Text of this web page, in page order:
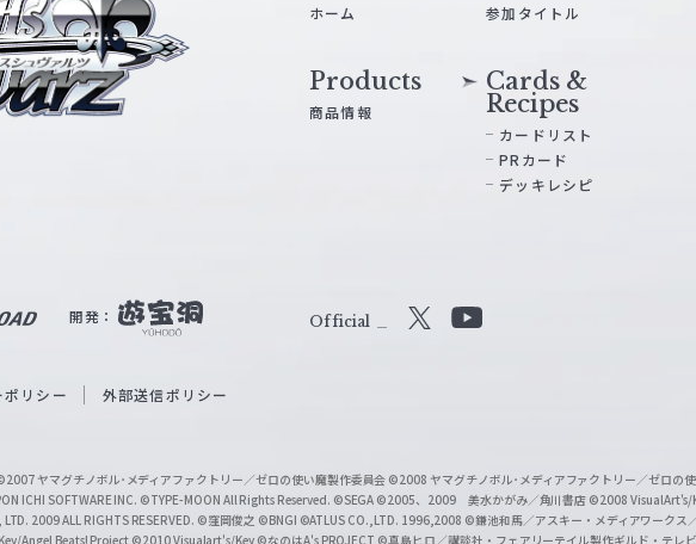
ホーム 参加タイトル
Products
商品情報
Cards &
Recipes
カードリスト
PRカード
デッキレシピ
開発： Official
Y
b
e
ポリシー 外部送信ポリシー
ヤマグチノボル･メディアファクトリー／ゼロの使い魔製作委員会 ©2008 ヤマグチノボル･メディアファクトリー／ゼロの
ICHI SOFTWARE INC. ©TYPE-MOON All Rights Reserved. ©SEGA ©2005、2009 美水かがみ／角川書店 ©2008 VisualArt's/
2009 ALL RIGHTS RESERVED. ©窪岡俊之 ©BNGI ©ATLUS CO.,LTD. 1996,2008 ©鎌池和馬／アスキー・メディアワークス
Angel Beats! Project ©2010 Visualart's/Key ©なのはA's PROJECT ©真島ヒロ／講談社・フェアリーテイル製作ギルド・テレ